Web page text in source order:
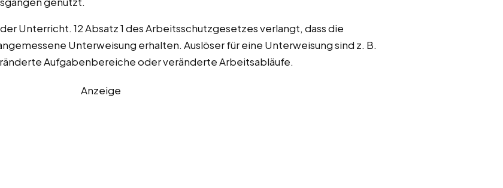
Unterricht. 12 Absatz 1 des Arbeitsschutzgesetzes verlangt, dass die
Unterweisung erhalten. Auslöser für eine Unterweisung sind z. B.
Aufgabenbereiche oder veränderte Arbeitsabläufe.
Anzeige